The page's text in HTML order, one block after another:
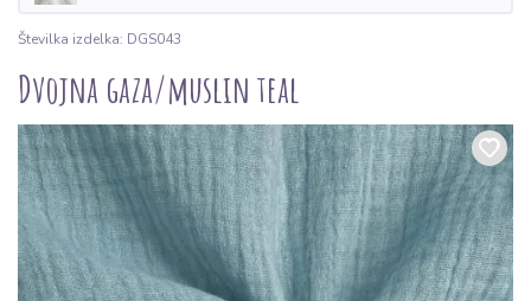
Številka izdelka: DGS043
Dvojna gaza/muslin teal